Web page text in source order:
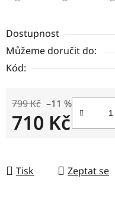
Dostupnost
Můžeme doručit do:
Kód:
799 Kč –11 %
710 Kč
Tisk Zeptat se